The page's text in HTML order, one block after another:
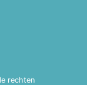
rechten